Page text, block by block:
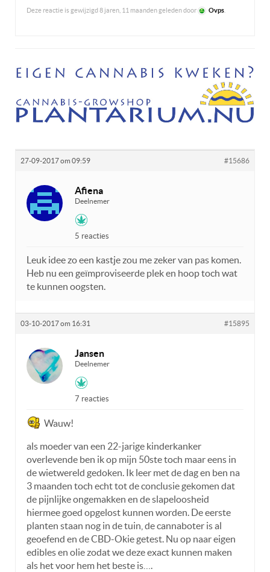
Deze reactie is gewijzigd 8 jaren, 11 maanden geleden door Ovps
27-09-2017 om 09:59 #15686
Afiena
Deelnemer
5 reacties
Leuk idee zo een kastje zou me zeker van pas komen.
Heb nu een geïmproviseerde plek en hoop toch wat
te kunnen oogsten.
03-10-2017 om 16:31 #15895
Jansen
Deelnemer
7 reacties
Wauw!
als moeder van een 22-jarige kinderkanker
overlevende ben ik op mijn 50ste toch maar eens in
de wietwereld gedoken. Ik leer met de dag en ben na
3 maanden toch echt tot de conclusie gekomen dat
de pijnlijke ongemakken en de slapeloosheid
hiermee goed opgelost kunnen worden. De eerste
planten staan nog in de tuin, de cannaboter is al
geoefend en de CBD-Okie getest. Nu op naar eigen
edibles en olie zodat we deze exact kunnen maken
als het voor hem het beste is….